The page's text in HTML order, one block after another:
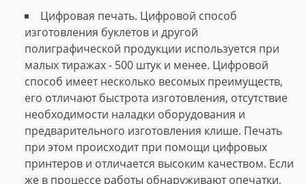
Цифровая печать. Цифровой способ
изготовления буклетов и другой
полиграфической продукции используется при
малых тиражах - 500 штук и менее. Цифровой
способ имеет несколько весомых преимуществ,
его отличают быстрота изготовления, отсутствие
необходимости наладки оборудования и
предварительного изготовления клише. Печать
при этом происходит при помощи цифровых
принтеров и отличается высоким качеством. Если
же в процессе работы обнаруживают опечатки,